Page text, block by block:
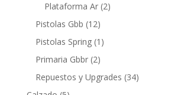
Plataforma Ar (2)
Pistolas Gbb (12)
Pistolas Spring (1)
Primaria Gbbr (2)
Repuestos y Upgrades (34)